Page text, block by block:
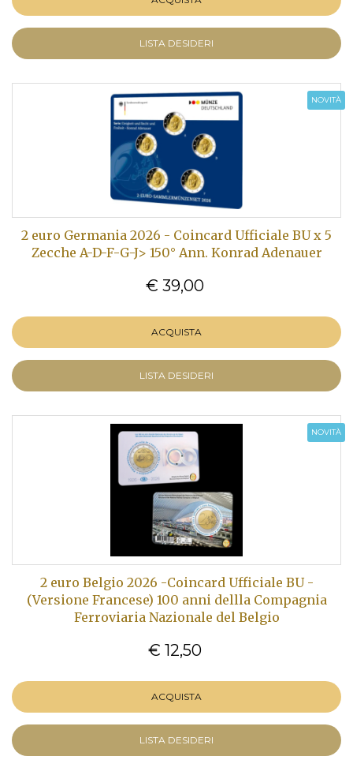
LISTA DESIDERI
NOVITÀ
2 euro Germania 2026 - Coincard Ufficiale BU x 5
Zecche A-D-F-G-J> 150° Ann. Konrad Adenauer
€ 39,00
ACQUISTA
LISTA DESIDERI
NOVITÀ
2 euro Belgio 2026 -Coincard Ufficiale BU -
(Versione Francese) 100 anni dellla Compagnia
Ferroviaria Nazionale del Belgio
€ 12,50
ACQUISTA
LISTA DESIDERI